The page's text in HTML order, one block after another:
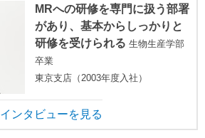
MRへの研修を専門に扱う部署
があり、基本からしっかりと
研修を受けられる 生物生産学部
卒業
東京支店（2003年度入社）
インタビューを見る